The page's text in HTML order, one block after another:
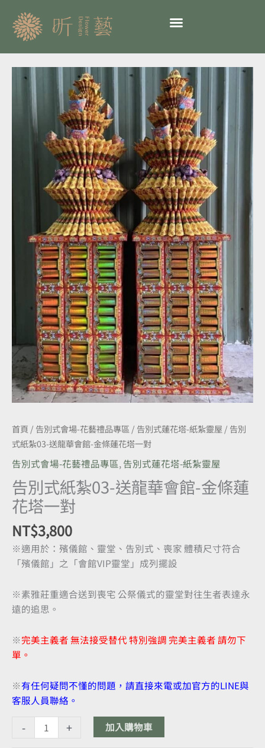
要
首頁 / 告別式會場-花藝禮品專區 / 告別式蓮花塔-紙紮靈屋 / 告別
式紙紮03-送龍華會館-金條蓮花塔一對
告別式會場-花藝禮品專區, 告別式蓮花塔-紙紮靈屋
告別式紙紮03-送龍華會館-金條蓮
花塔一對
NT$3,800
※適用於：殯儀館、靈堂、告別式、喪家 體積尺寸符合
「殯儀館」之「會館VIP靈堂」成列擺設
※素雅莊重適合送到喪宅 公祭儀式的靈堂對往生者表達永
遠的追思。
※完美主義者 無法接受替代 特別強調 完美主義者 請勿下
單。
※有任何疑問不懂的問題，請直接來電或加官方的LINE與
客服人員聯絡。
-
數
量
+ 加入購物車